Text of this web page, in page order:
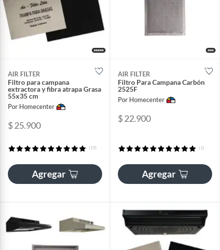
AIR FILTER
Filtro para campana
extractora y fibra atrapa Grasa
55x35 cm
Por Homecenter
$ 25.900
(19)
Agregar
AIR FILTER
Filtro Para Campana Carbón
2525F
Por Homecenter
$ 22.900
(1)
Agregar